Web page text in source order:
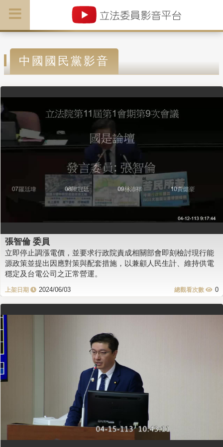
中國國民黨影音
張智倫 委員
立即停止調漲電價，並要求行政院責成相關部會即刻檢討現行能
源政策並提出因應對策與配套措施，以兼顧人民生計、維持供電
穩定及台電公司之正常營運。
2024/06/03 0